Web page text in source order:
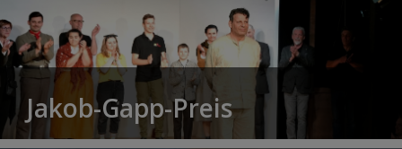
Jakob-Gapp-Preis